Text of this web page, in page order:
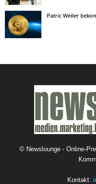
Patric Weiler
© Newslounge - Online-
Kontakt: